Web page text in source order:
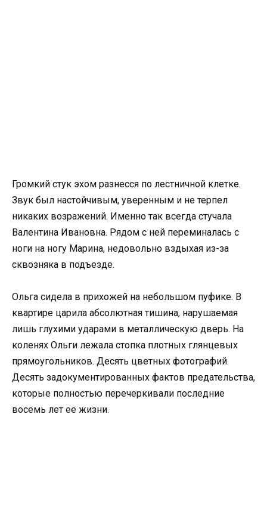
Громкий стук эхом разнесся по лестничной клетке.
Звук был настойчивым, уверенным и не терпел
никаких возражений. Именно так всегда стучала
Валентина Ивановна. Рядом с ней переминалась с
ноги на ногу Марина, недовольно вздыхая из-за
сквозняка в подъезде.
Ольга сидела в прихожей на небольшом пуфике. В
квартире царила абсолютная тишина, нарушаемая
лишь глухими ударами в металлическую дверь. На
коленях Ольги лежала стопка плотных глянцевых
прямоугольников. Десять цветных фотографий.
Десять задокументированных фактов предательства,
которые полностью перечеркивали последние
восемь лет ее жизни.